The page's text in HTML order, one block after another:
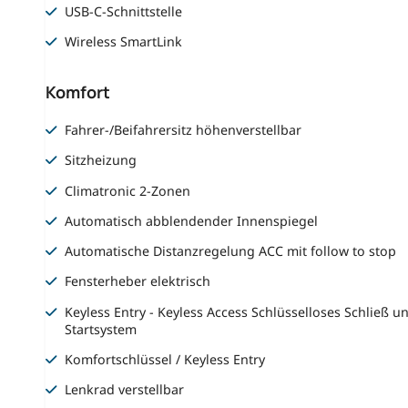
USB-C-Schnittstelle
Wireless SmartLink
Komfort
Fahrer-/Beifahrersitz höhenverstellbar
Sitzheizung
Climatronic 2-Zonen
Automatisch abblendender Innenspiegel
Automatische Distanzregelung ACC mit follow to stop
Fensterheber elektrisch
Keyless Entry - Keyless Access Schlüsselloses Schließ
Startsystem
Komfortschlüssel / Keyless Entry
Lenkrad verstellbar